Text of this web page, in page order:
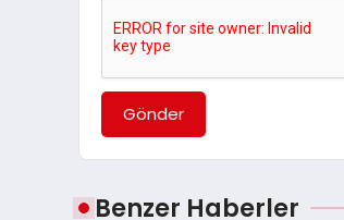
Gönder
Benzer Haberler